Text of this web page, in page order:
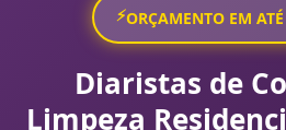
⚡ORÇAMENTO EM
Diaristas de
Limpeza